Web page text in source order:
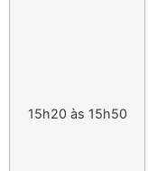
15h20 às 15h50